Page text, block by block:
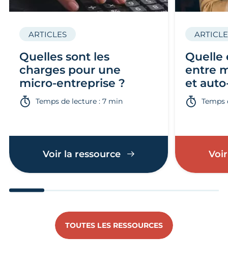
Quelles sont les
charges pour une
micro-entreprise ?
ARTICLES
Temps de lecture : 7 min
Voir la ressource
Quelle
entre
et
Temps
TOUTES LES RESSOURCES